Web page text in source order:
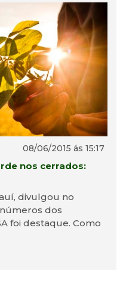
08/06/2015 ás 15:17
nos cerrados:
divulgou no
dos
foi destaque. Como